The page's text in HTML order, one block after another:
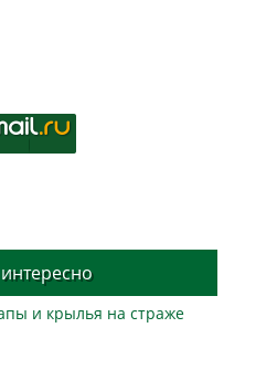
и крылья на страже